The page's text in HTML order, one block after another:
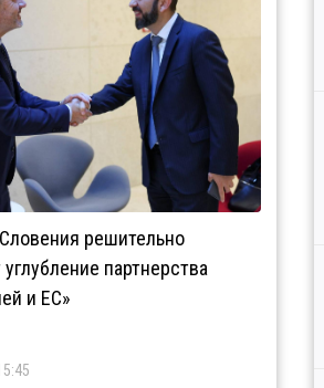
решительно
партнерства
и ЕС»